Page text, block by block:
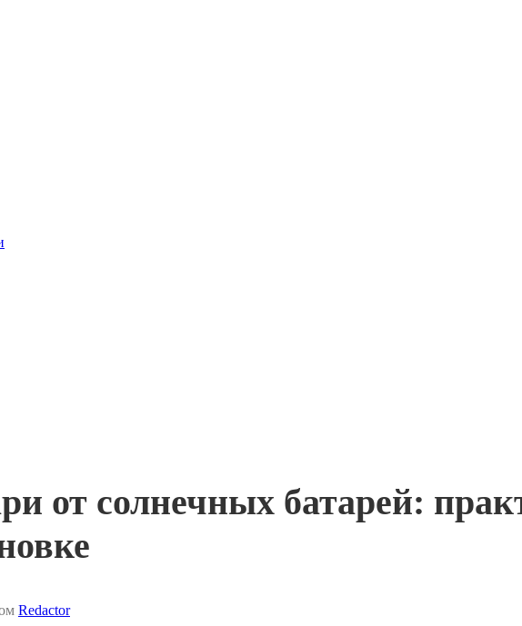
от солнечных батарей:
Redactor